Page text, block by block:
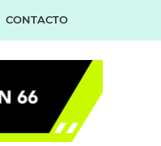
CONTACTO